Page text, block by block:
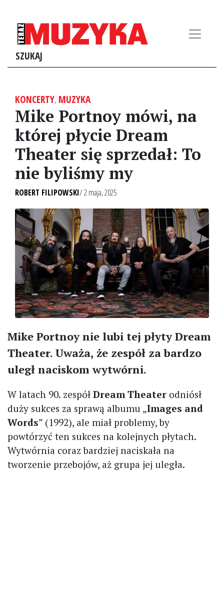
SZUKAJ
KONCERTY, MUZYKA
Mike Portnoy mówi, na
której płycie Dream
Theater się sprzedał: To
nie byliśmy my
ROBERT FILIPOWSKI/ 2 maja, 2025
Mike Portnoy nie lubi tej płyty Dream
Theater. Uważa, że zespół za bardzo
uległ naciskom wytwórni.
W latach 90. zespół Dream Theater odniósł
duży sukces za sprawą albumu „Images and
Words” (1992), ale miał problemy, by
powtórzyć ten sukces na kolejnych płytach.
Wytwórnia coraz bardziej naciskała na
tworzenie przebojów, aż grupa jej uległa.